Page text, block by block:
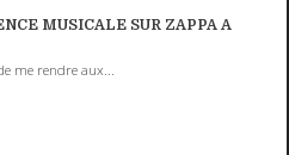
MUSICALE SUR ZAPPA A
me rendre aux...